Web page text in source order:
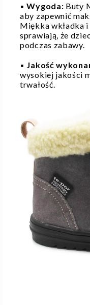
▪️Wygoda: Buty
aby zapewnić
Miękka wkładka
sprawiają, że
podczas zabawy.
▪️ Jakość
wysokiej jakości
trwałość.